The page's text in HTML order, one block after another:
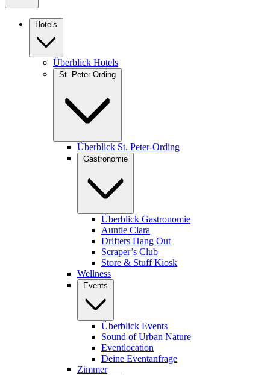
Hotels
Überblick Hotels
St. Peter-Ording
Überblick St. Peter-Ording
Gastronomie
Überblick Gastronomie
Auntie Clara
Drifters Hang Out
Scraper’s Club
Store & Stuff Kiosk
Wellness
Events
Überblick Events
Sound of Urban Nature
Eventlocation
Deine Eventanfrage
Zimmer